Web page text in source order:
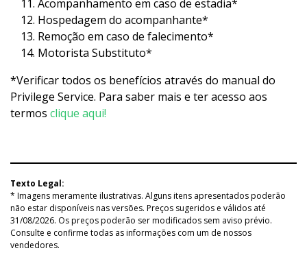
Acompanhamento em caso de estadia*
Hospedagem do acompanhante*
Remoção em caso de falecimento*
Motorista Substituto*
*Verificar todos os benefícios através do manual do
Privilege Service. Para saber mais e ter acesso aos
termos clique aqui!
Texto Legal:
* Imagens meramente ilustrativas. Alguns itens apresentados poderão
não estar disponíveis nas versões. Preços sugeridos e válidos até
31/08/2026. Os preços poderão ser modificados sem aviso prévio.
Consulte e confirme todas as informações com um de nossos
vendedores.